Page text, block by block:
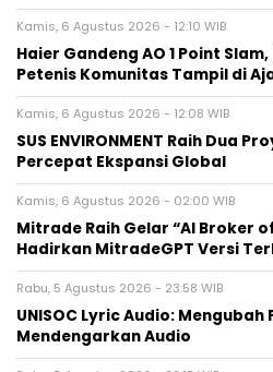
Kamis, 6 Agustus 2026 - 12:10 WIB
Haier Gandeng AO 1 Point
Petenis Komunitas Tampil di
Kamis, 6 Agustus 2026 - 12:08 WIB
SUS ENVIRONMENT Raih Dua
Percepat Ekspansi Global
Kamis, 6 Agustus 2026 - 02:00 WIB
Mitrade Raih Gelar “AI Broker
Hadirkan MitradeGPT Versi
Rabu, 5 Agustus 2026 - 23:58 WIB
UNISOC Lyric Audio:
Mendengarkan Audio